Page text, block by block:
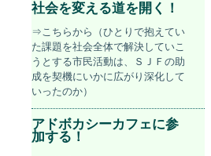
社会を変える道を開く！
⇒こちらから（ひとりで抱えてい
た課題を社会全体で解決していこ
うとする市民活動は、ＳＪＦの助
成を契機にいかに広がり深化して
いったのか）
アドボカシーカフェに参
加する！